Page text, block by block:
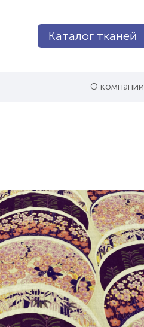
Каталог тканей
О компании